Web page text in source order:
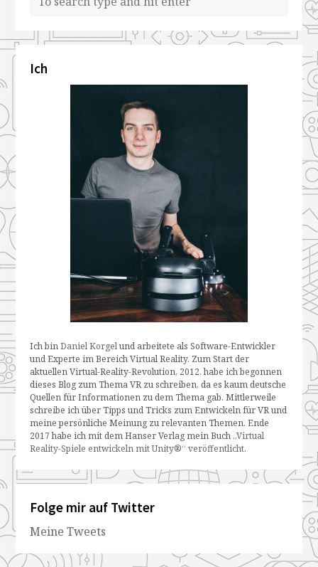
Ich
Ich binDaniel Korgelund arbeitete als Software-Entwickler
und Experte im Bereich Virtual Reality. Zum Start der
aktuellen Virtual-Reality-Revolution, 2012, habe ich begonnen
dieses Blog zum Thema VR zu schreiben, da es kaum deutsche
Quellen für Informationen zu dem Thema gab. Mittlerweile
schreibe ich über Tipps und Tricks zum Entwickeln für VR und
meine persönliche Meinung zu relevanten Themen. Ende
2017 habe ich mit dem Hanser Verlag mein Buch „Virtual
Reality-Spiele entwickeln mit Unity®“ veröffentlicht.
Folge mir auf Twitter
Meine Tweets